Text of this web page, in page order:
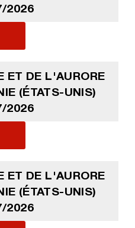
2026
ET DE L'AURORE
(ÉTATS-UNIS)
2026
ET DE L'AURORE
(ÉTATS-UNIS)
2026